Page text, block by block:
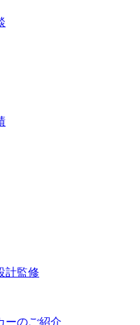
計監修
ーのご紹介